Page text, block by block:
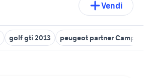
Vendi
golf gti 2013 peugeot partner Campania